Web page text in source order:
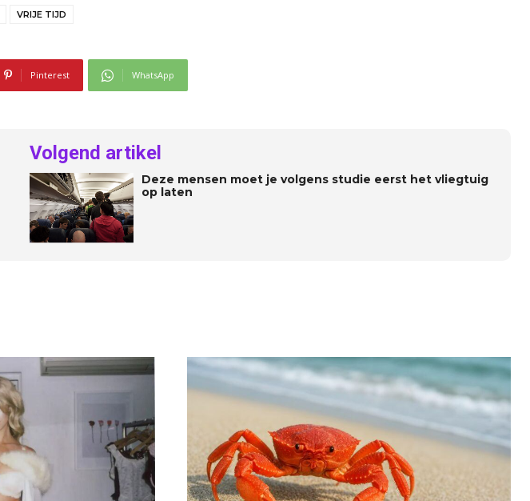
VRIJE TIJD
Pinterest WhatsApp
Volgend artikel
Deze mensen moet je volgens studie eerst het vliegtuig
op laten